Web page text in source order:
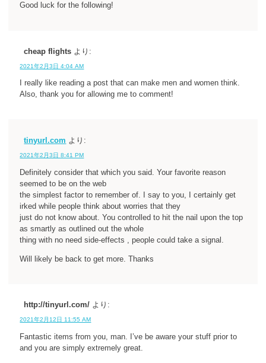
Good luck for the following!
cheap flights より:
2021年2月3日 4:04 AM
I really like reading a post that can make men and women think.
Also, thank you for allowing me to comment!
tinyurl.com より:
2021年2月3日 8:41 PM
Definitely consider that which you said. Your favorite reason
seemed to be on the web
the simplest factor to remember of. I say to you, I certainly get
irked while people think about worries that they
just do not know about. You controlled to hit the nail upon the top
as smartly as outlined out the whole
thing with no need side-effects , people could take a signal.
Will likely be back to get more. Thanks
http://tinyurl.com/ より:
2021年2月12日 11:55 AM
Fantastic items from you, man. I’ve be aware your stuff prior to
and you are simply extremely great.